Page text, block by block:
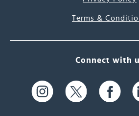
Terms &
Connect with